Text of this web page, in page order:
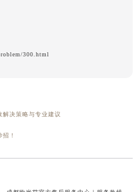
300.html
解决策略与专业建议
！